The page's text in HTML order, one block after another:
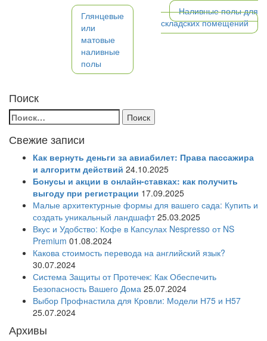
Глянцевые
или
матовые
наливные
полы
Наливные полы для
складских помещений
Поиск
Свежие записи
Как вернуть деньги за авиабилет: Права пассажира
и алгоритм действий 24.10.2025
Бонусы и акции в онлайн-ставках: как получить
выгоду при регистрации 17.09.2025
Малые архитектурные формы для вашего сада: Купить и
создать уникальный ландшафт 25.03.2025
Вкус и Удобство: Кофе в Капсулах Nespresso от NS
Premium 01.08.2024
Какова стоимость перевода на английский язык?
30.07.2024
Система Защиты от Протечек: Как Обеспечить
Безопасность Вашего Дома 25.07.2024
Выбор Профнастила для Кровли: Модели Н75 и Н57
25.07.2024
Архивы